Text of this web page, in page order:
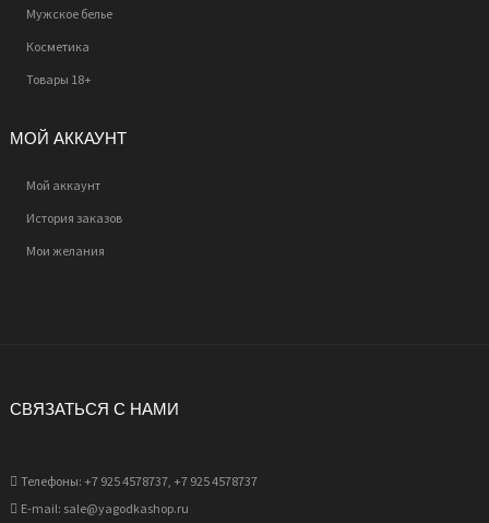
Мужское белье
Косметика
Товары 18+
МОЙ АККАУНТ
Мой аккаунт
История заказов
Мои желания
СВЯЗАТЬСЯ С НАМИ
Телефоны: +7 925 4578737, +7 925 4578737
E-mail: sale@yagodkashop.ru